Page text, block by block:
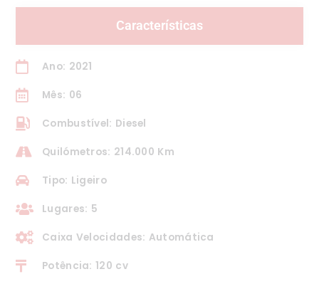
Características
Ano: 2021
Mês: 06
Combustível: Diesel
Quilómetros: 214.000 Km
Tipo: Ligeiro
Lugares: 5
Caixa Velocidades: Automática
Potência: 120 cv